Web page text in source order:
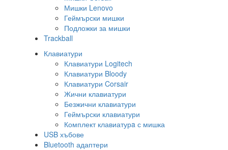
Мишки Lenovo
Геймърски мишки
Подложки за мишки
Trackball
Клавиатури
Клавиатури Logitech
Клавиатури Bloody
Клавиатури Corsair
Жични клавиатури
Безжични клавиатури
Геймърски клавиатури
Комплект клавиатурa с мишка
USB хъбове
Bluetooth адаптери